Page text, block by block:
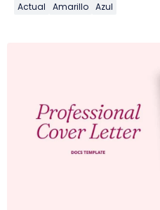
Actual Amarillo Azul